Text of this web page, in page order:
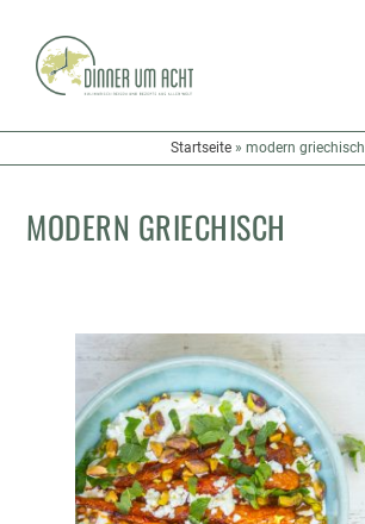
Startseite» modern griechisch
MODERN GRIECHISCH